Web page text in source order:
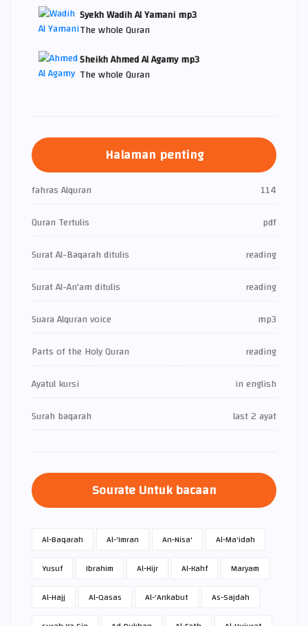
Syekh Wadih Al Yamani mp3
The whole Quran
Sheikh Ahmed Al Agamy mp3
The whole Quran
Halaman penting
fahras Alquran
114
Quran Tertulis
pdf
Surat Al-Baqarah ditulis
reading
Surat Al-An'am ditulis
reading
Suara Alquran voice
mp3
Parts of the Holy Quran
reading
Ayatul kursi
in english
Surah baqarah
last 2 ayat
Sourate Untuk bacaan
Al-Baqarah Al-'Imran An-Nisa'
Al-Ma'idah
Yusuf
Ibrahim Al-Hijr Al-Kahf
Maryam
Al-Hajj
Al-Qasas Al-'Ankabut
As-Sajdah